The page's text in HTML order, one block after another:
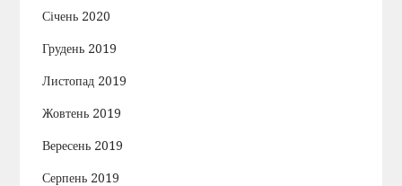
Січень 2020
Грудень 2019
Листопад 2019
Жовтень 2019
Вересень 2019
Серпень 2019